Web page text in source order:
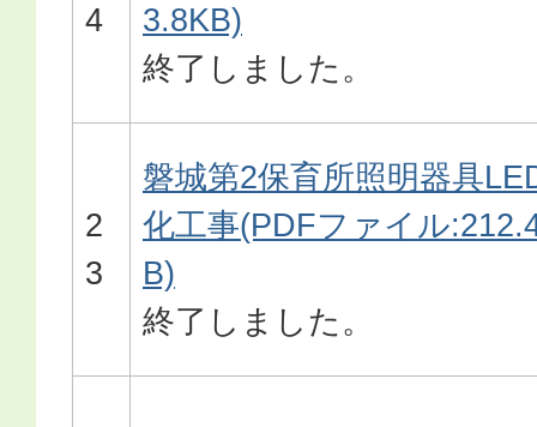
4
3.8KB)
終了しました。
2
3
磐城第2保育所照明器具
化工事(PDFファイル
B)
終了しました。